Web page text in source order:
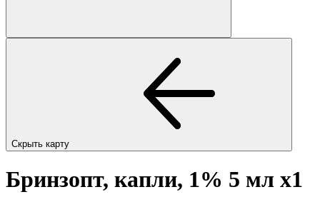
Скрыть карту
Бринзопт, капли, 1% 5 мл x1